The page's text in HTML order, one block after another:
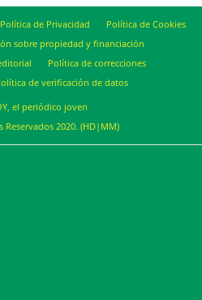
Política de Privacidad
Política de Cookies
sobre propiedad y financiación
Política de correcciones
de verificación de datos
el periódico joven
Reservados 2020. (HD|MM)